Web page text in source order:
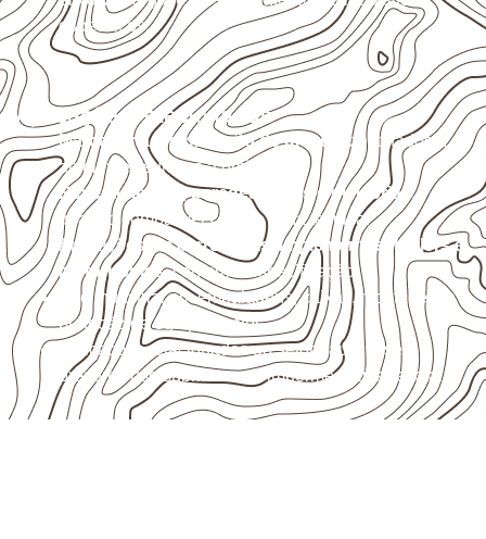
específicos.
Aplicações relacionadas
Marcenaria e fabricação de móveis
destinados a
ambientes sujeitos à umidade.
Revestimentos, paredes, pisos e divisórias ,
quando compatíveis com a ficha técnica.
Aplicações emcarrocerias, implementos, trailers e
motorhomes, conforme especificação.
Uso industrial em embalagens, caixas, montagem e
proteção de equipamentos.
Aplicações relacionadas ao setor náutico, sem
presumir uso submerso ou impermeabilidade total.